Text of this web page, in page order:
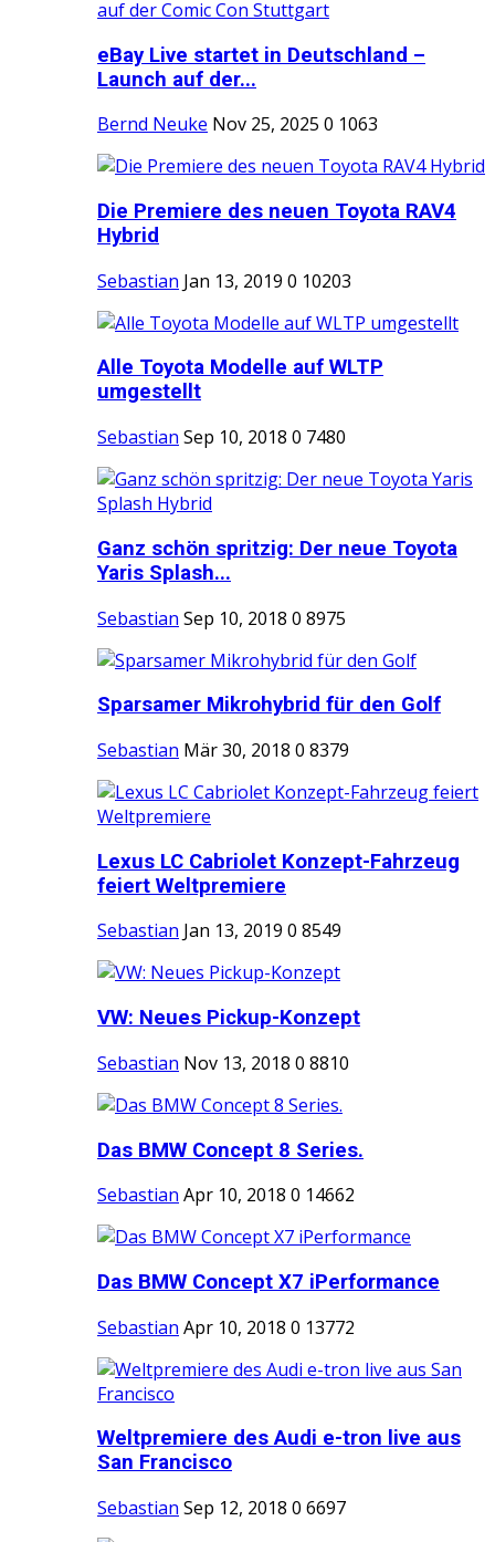
eBay Live startet in Deutschland –
Launch auf der...
Bernd Neuke Nov 25, 2025 0 1063
Die Premiere des neuen Toyota RAV4
Hybrid
Sebastian Jan 13, 2019 0 10203
Alle Toyota Modelle auf WLTP
umgestellt
Sebastian Sep 10, 2018 0 7480
Ganz schön spritzig: Der neue Toyota
Yaris Splash...
Sebastian Sep 10, 2018 0 8975
Sparsamer Mikrohybrid für den Golf
Sebastian Mär 30, 2018 0 8379
Lexus LC Cabriolet Konzept-Fahrzeug
feiert Weltpremiere
Sebastian Jan 13, 2019 0 8549
VW: Neues Pickup-Konzept
Sebastian Nov 13, 2018 0 8810
Das BMW Concept 8 Series.
Sebastian Apr 10, 2018 0 14662
Das BMW Concept X7 iPerformance
Sebastian Apr 10, 2018 0 13772
Weltpremiere des Audi e-tron live aus
San Francisco
Sebastian Sep 12, 2018 0 6697